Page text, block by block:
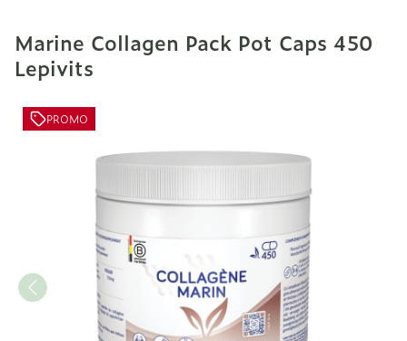
Marine Collagen Pack Pot Caps 450
Lepivits
PROMO